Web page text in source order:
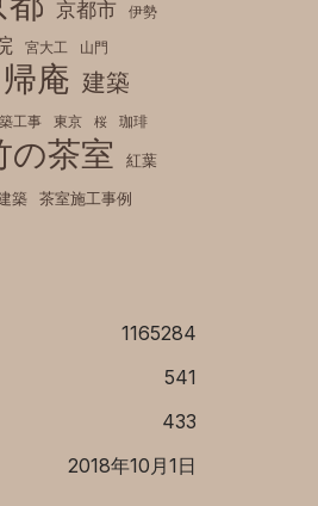
京都市
伊勢
宮大工 山門
帰庵 建築
工事 東京 桜 珈琲
の茶室 紅葉
築
茶室施工事例
1165284
541
433
2018年10月1日